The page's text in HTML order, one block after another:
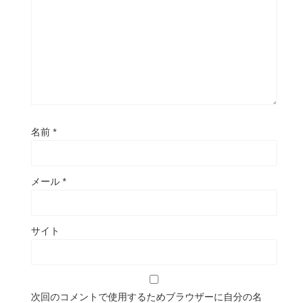
名前 *
メール *
サイト
次回のコメントで使用するためブラウザーに自分の名